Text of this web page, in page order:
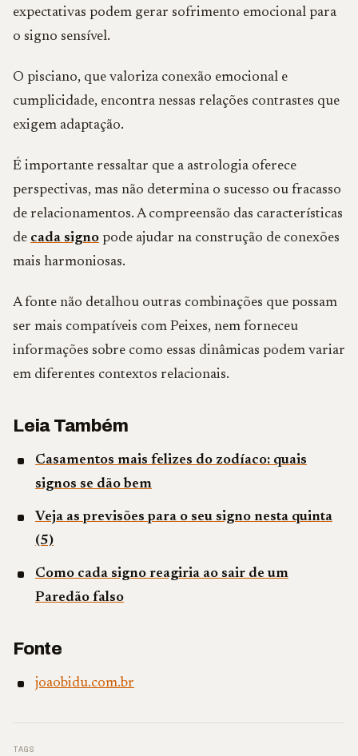
expectativas podem gerar sofrimento emocional para
o signo sensível.
O pisciano, que valoriza conexão emocional e
cumplicidade, encontra nessas relações contrastes que
exigem adaptação.
É importante ressaltar que a astrologia oferece
perspectivas, mas não determina o sucesso ou fracasso
de relacionamentos. A compreensão das características
de cada signo pode ajudar na construção de conexões
mais harmoniosas.
A fonte não detalhou outras combinações que possam
ser mais compatíveis com Peixes, nem forneceu
informações sobre como essas dinâmicas podem variar
em diferentes contextos relacionais.
Leia Também
Casamentos mais felizes do zodíaco: quais
signos se dão bem
Veja as previsões para o seu signo nesta quinta
(5)
Como cada signo reagiria ao sair de um
Paredão falso
Fonte
joaobidu.com.br
TAGS